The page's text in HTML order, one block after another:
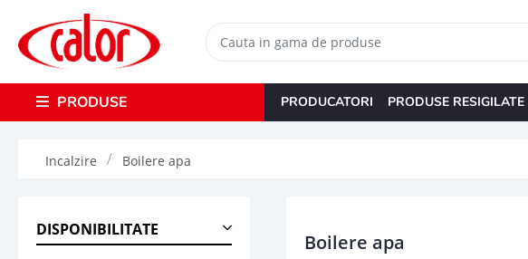
PRODUSE PRODUCATORI PRODUSE RESIGILATE
Incalzire Boilere apa
DISPONIBILITATE
Boilere apa